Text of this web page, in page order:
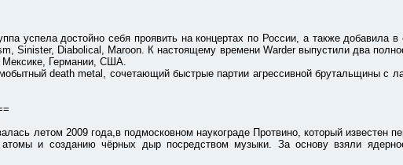
достойно себя проявить на концертах по России, а также добавила в
Sinister, Diabolical, Maroon. К настоящему времени Warder выпустили два
Мексике, Германии, США.
death metal, сочетающий быстрые партии агрессивной брутальщины с
летом 2009 года,в подмосковном наукограде Протвино, который известен
и созданию чёрных дыр посредством музыки. За основу взяли